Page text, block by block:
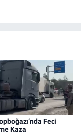
Feci
Kaza